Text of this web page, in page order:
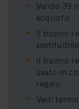
Valido 39
acquisto
Il buono
Il buono
usato in
regalo
Vedi